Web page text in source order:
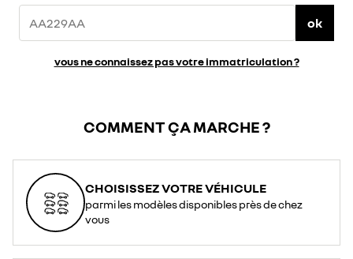
ok
vous ne connaissez pas votre immatriculation ?
COMMENT ÇA MARCHE ?
CHOISISSEZ VOTRE VÉHICULE
parmi les modèles disponibles près de chez
vous